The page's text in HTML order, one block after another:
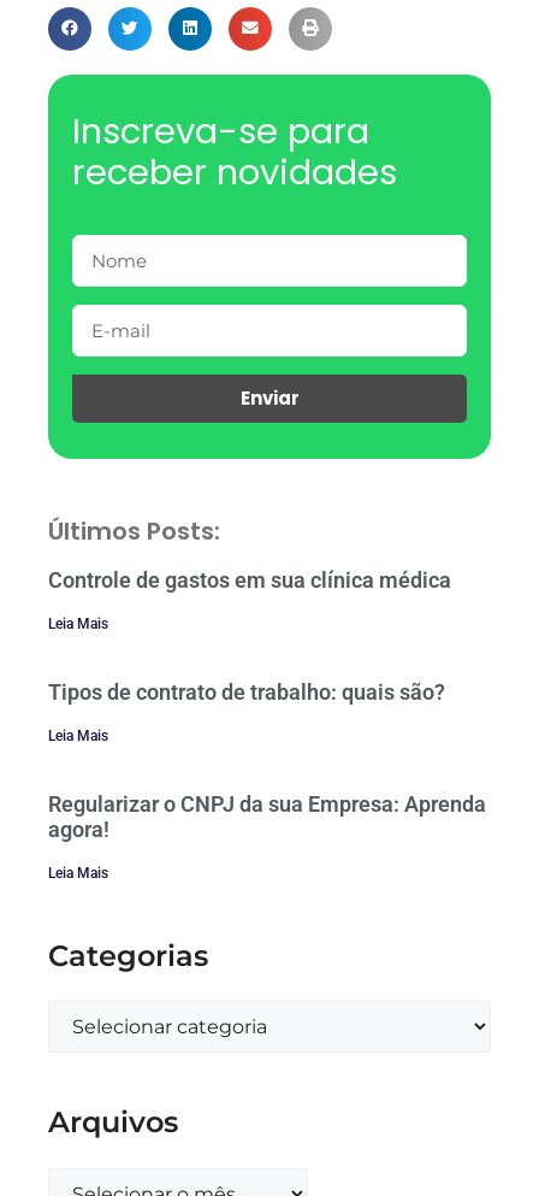
Inscreva-se para
receber novidades
Enviar
Últimos Posts:
Controle de gastos em sua clínica médica
Leia Mais
Tipos de contrato de trabalho: quais são?
Leia Mais
Regularizar o CNPJ da sua Empresa: Aprenda
agora!
Leia Mais
Categorias
Arquivos